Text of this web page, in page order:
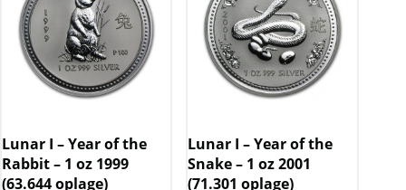
Lunar I – Year of the
Rabbit – 1 oz 1999
(63.644 oplage)
Lunar I – Year of the
Snake – 1 oz 2001
(71.301 oplage)